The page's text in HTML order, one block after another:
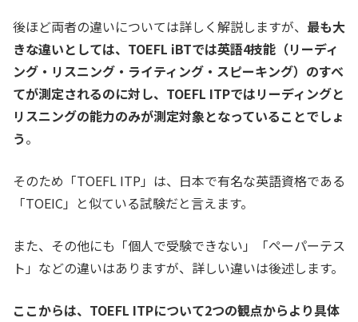
後ほど両者の違いについては詳しく解説しますが、 最も大
きな違いとしては、TOEFL iBTでは英語4技能（リーディ
ング・リスニング・ライティング・スピーキング）のすべ
てが測定されるのに対し、TOEFL ITPではリーディングと
リスニングの能力のみが測定対象となっていることでしょ
う。
そのため「TOEFL ITP」は、日本で有名な英語資格である
「TOEIC」と似ている試験だと言えます。
また、その他にも「個人で受験できない」「ペーパーテス
ト」などの違いはありますが、詳しい違いは後述します。
ここからは、TOEFL ITPについて2つの観点からより具体